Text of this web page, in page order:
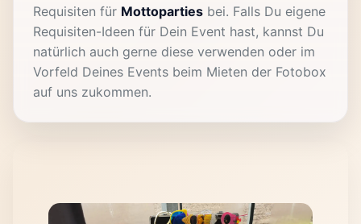
Requisiten für Mottoparties bei. Falls Du eigene
Requisiten-Ideen für Dein Event hast, kannst Du
natürlich auch gerne diese verwenden oder im
Vorfeld Deines Events beim Mieten der Fotobox
auf uns zukommen.